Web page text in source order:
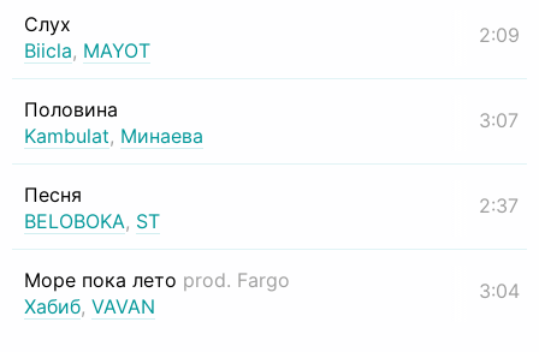
Слух
Biicla, MAYOT
2:09
Половина
Kambulat, Минаева
3:07
Песня
BELOBOKA, ST
2:37
Море пока лето prod. Fargo
Хабиб, VAVAN
3:04